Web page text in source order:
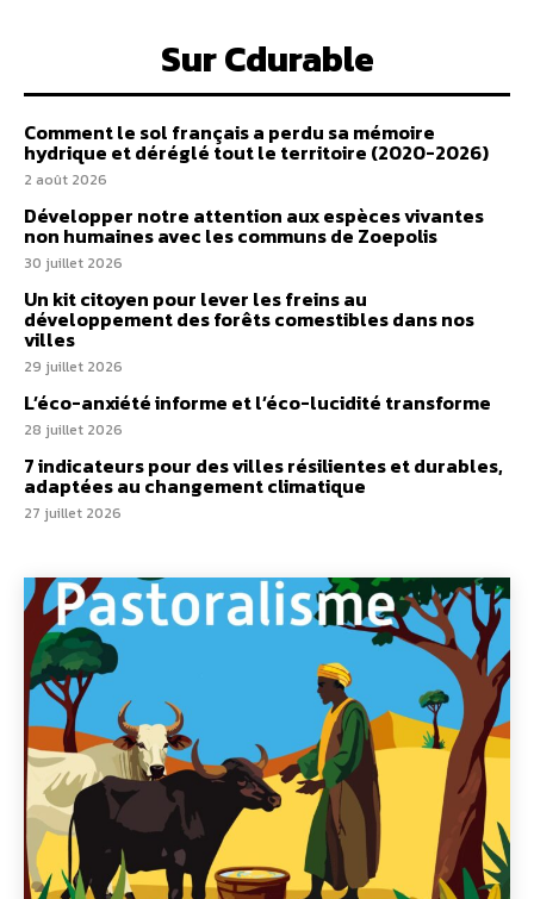
Sur Cdurable
Comment le sol français a perdu sa mémoire
hydrique et déréglé tout le territoire (2020-2026)
2 août 2026
Développer notre attention aux espèces vivantes
non humaines avec les communs de Zoepolis
30 juillet 2026
Un kit citoyen pour lever les freins au
développement des forêts comestibles dans nos
villes
29 juillet 2026
L’éco-anxiété informe et l’éco-lucidité transforme
28 juillet 2026
7 indicateurs pour des villes résilientes et durables,
adaptées au changement climatique
27 juillet 2026